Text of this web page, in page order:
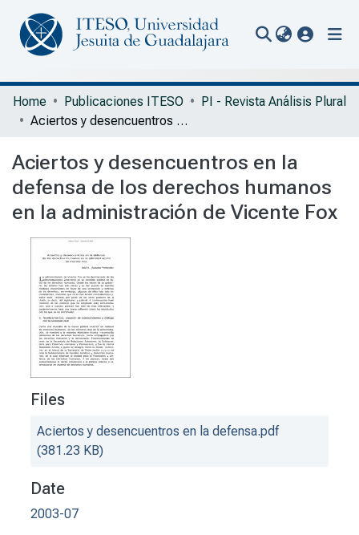
Communities & Collections
All of Repository
Statistics
Portal Biblioteca
Home Publicaciones ITESO
PI - Revista Análisis Plural
Aciertos y desencuentros en la defensa de los derechos humanos en la administración de Vicente Fox
Aciertos y desencuentros en la
defensa de los derechos humanos
en la administración de Vicente Fox
Files
Aciertos y desencuentros en la defensa.pdf
(381.23 KB)
Date
2003-07